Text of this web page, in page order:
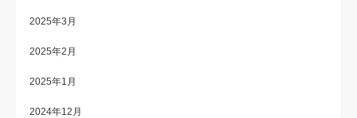
2025年3月
2025年2月
2025年1月
2024年12月